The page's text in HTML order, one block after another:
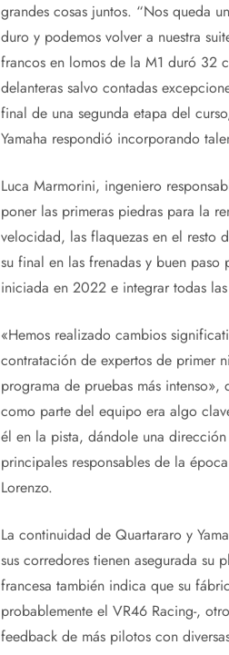
grandes cosas juntos. “Nos queda
duro y podemos volver a nuestra
francos en lomos de la M1 duró 32
delanteras salvo contadas
final de una segunda etapa del
Yamaha respondió incorporando
Luca Marmorini, ingeniero
poner las primeras piedras para la
velocidad, las flaquezas en el resto
su final en las frenadas y buen
iniciada en 2022 e integrar todas
«Hemos realizado cambios
contratación de expertos de primer
programa de pruebas más
como parte del equipo era algo
él en la pista, dándole una
principales responsables de la
Lorenzo.
La continuidad de Quartararo y
sus corredores tienen asegurada su
francesa también indica que su
probablemente el VR46 Racing-,
feedback de más pilotos con